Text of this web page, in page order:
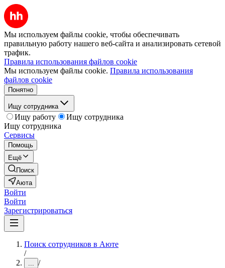
Мы используем файлы cookie, чтобы обеспечивать
правильную работу нашего веб-сайта и анализировать сетевой
трафик.
Правила использования файлов cookie
Мы используем файлы cookie. Правила использования
файлов cookie
Понятно
Ищу сотрудника
Ищу работу
Ищу сотрудника
Ищу сотрудника
Сервисы
Помощь
Ещё
Поиск
Аюта
Войти
Войти
Зарегистрироваться
Поиск сотрудников в Аюте
/
... /